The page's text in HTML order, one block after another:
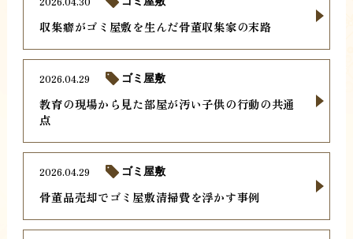
収集癖がゴミ屋敷を生んだ骨董収集家の末路
教育の現場から見た部屋が汚い子供の行動の共通
点
2026.04.29 ゴミ屋敷
骨董品売却でゴミ屋敷清掃費を浮かす事例
2026.04.29 ゴミ屋敷